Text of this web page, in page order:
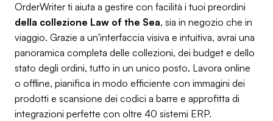
OrderWriter ti aiuta a gestire con facilità i tuoi preordini
della collezione Law of the Sea, sia in negozio che in
viaggio. Grazie a un'interfaccia visiva e intuitiva, avrai una
panoramica completa delle collezioni, dei budget e dello
stato degli ordini, tutto in un unico posto. Lavora online
o offline, pianifica in modo efficiente con immagini dei
prodotti e scansione dei codici a barre e approfitta di
integrazioni perfette con oltre 40 sistemi ERP.